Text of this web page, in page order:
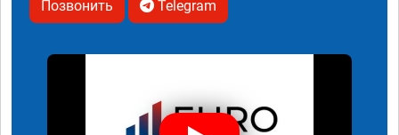
Позвонить Telegram